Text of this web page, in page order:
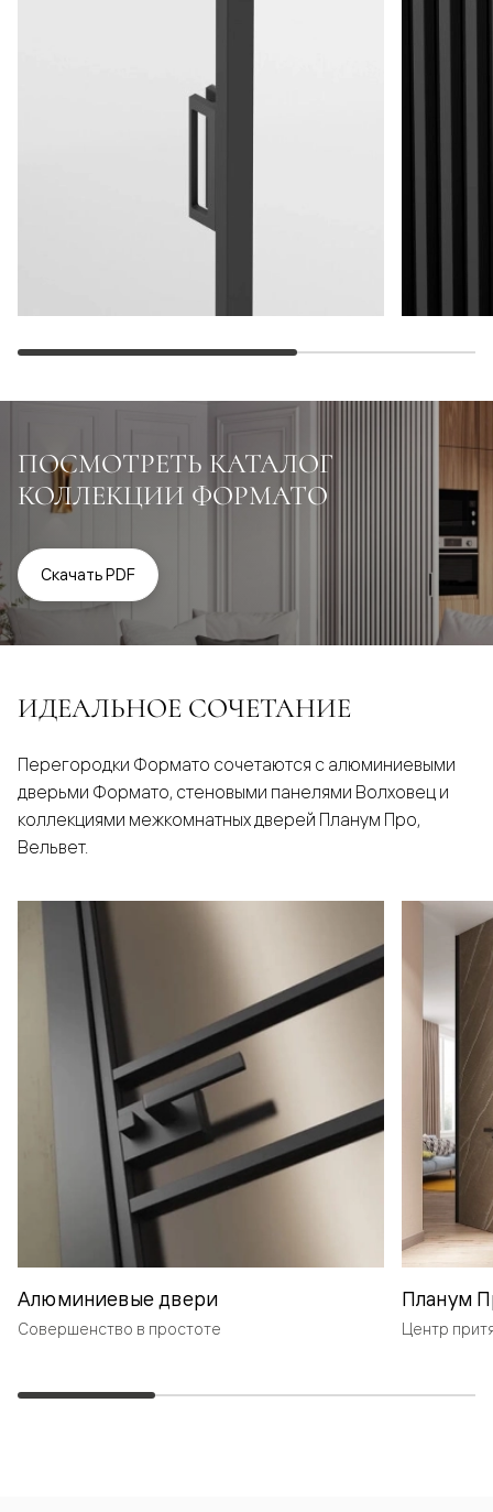
ПОСМОТРЕТЬ КАТАЛОГ
КОЛЛЕКЦИИ ФОРМАТО
Скачать PDF
ИДЕАЛЬНОЕ СОЧЕТАНИЕ
Перегородки Формато сочетаются с алюминиевыми
дверьми Формато, стеновыми панелями Волховец и
коллекциями межкомнатных дверей Планум Про,
Вельвет.
Алюминиевые двери
Совершенство в простоте
Планум
Центр